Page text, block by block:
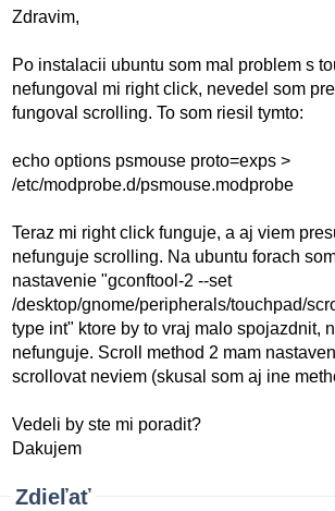
Zdravim,
Po instalacii ubuntu som mal problem s
nefungoval mi right click, nevedel som
fungoval scrolling. To som riesil tymto:
echo options psmouse proto=exps >
/etc/modprobe.d/psmouse.modprobe
Teraz mi right click funguje, a aj viem
nefunguje scrolling. Na ubuntu forach
nastavenie "gconftool-2 --set
/desktop/gnome/peripherals/touchpad/
type int" ktore by to vraj malo spojazdnit,
nefunguje. Scroll method 2 mam
scrollovat neviem (skusal som aj ine
Vedeli by ste mi poradit?
Dakujem
Zdieľať